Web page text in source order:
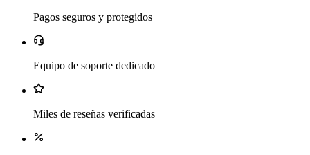
Pagos seguros y protegidos
Equipo de soporte dedicado
Miles de reseñas verificadas